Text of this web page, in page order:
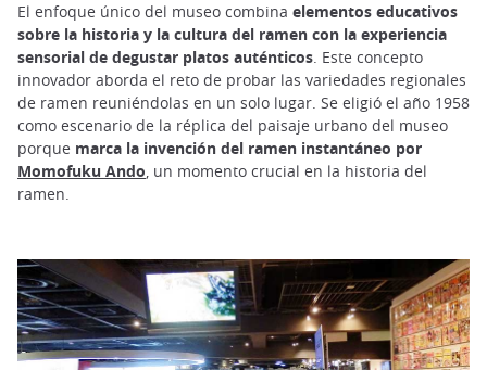
El enfoque único del museo combina elementos educativos
sobre la historia y la cultura del ramen con la experiencia
sensorial de degustar platos auténticos. Este concepto
innovador aborda el reto de probar las variedades regionales
de ramen reuniéndolas en un solo lugar. Se eligió el año 1958
como escenario de la réplica del paisaje urbano del museo
porque marca la invención del ramen instantáneo por
Momofuku Ando, un momento crucial en la historia del
ramen.